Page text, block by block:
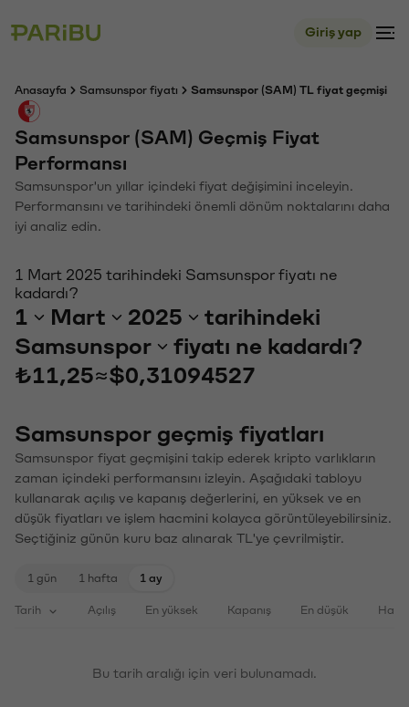
Giriş yap
Anasayfa Samsunspor fiyatı Samsunspor (SAM) TL fiyat geçmişi
Samsunspor (SAM) Geçmiş Fiyat
Performansı
Samsunspor'un yıllar içindeki fiyat değişimini inceleyin.
Performansını ve tarihindeki önemli dönüm noktalarını daha
iyi analiz edin.
1 Mart 2025 tarihindeki Samsunspor fiyatı ne
kadardı?
1 Mart 2025
tarihindeki
Samsunspor
fiyatı ne kadardı?
₺11,25≈$0,31094527
Samsunspor geçmiş fiyatları
Samsunspor fiyat geçmişini takip ederek kripto varlıkların
zaman içindeki performansını izleyin. Aşağıdaki tabloyu
kullanarak açılış ve kapanış değerlerini, en yüksek ve en
düşük fiyatları ve işlem hacmini kolayca görüntüleyebilirsiniz.
Seçtiğiniz günün kuru baz alınarak TL'ye çevrilmiştir.
1 gün 1 hafta 1 ay
Tarih Açılış En yüksek Kapanış En düşük
Bu tarih aralığı için veri bulunamadı.